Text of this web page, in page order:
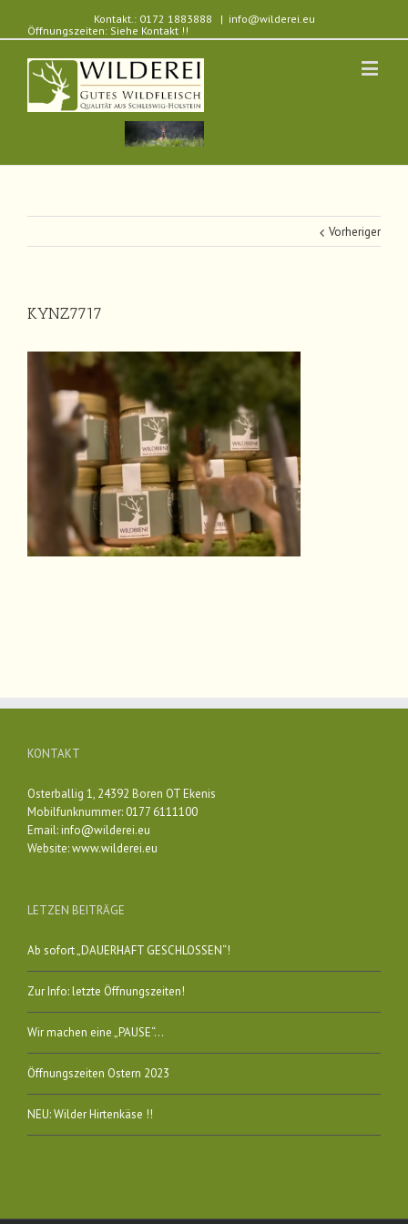
Kontakt.: 0172 1883888
Öffnungszeiten: Siehe Kontakt !!
| info@wilderei.eu
Vorheriger
KYNZ7717
KONTAKT
Osterballig 1, 24392 Boren OT Ekenis
Mobilfunknummer: 0177 6111100
Email:info@wilderei.eu
Website:www.wilderei.eu
LETZEN BEITRÄGE
Ab sofort „DAUERHAFT GESCHLOSSEN“!
Zur Info: letzte Öffnungszeiten!
Wir machen eine „PAUSE“…
Öffnungszeiten Ostern 2023
NEU: Wilder Hirtenkäse !!